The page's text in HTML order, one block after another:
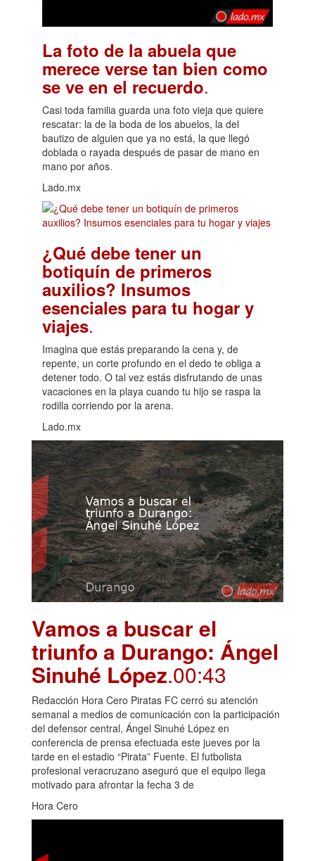
La foto de la abuela que
merece verse tan bien como
se ve en el recuerdo.
Casi toda familia guarda una foto vieja que quiere
rescatar: la de la boda de los abuelos, la del
bautizo de alguien que ya no está, la que llegó
doblada o rayada después de pasar de mano en
mano por años.
Lado.mx
¿Qué debe tener un
botiquín de primeros
auxilios? Insumos
esenciales para tu hogar y
viajes.
Imagina que estás preparando la cena y, de
repente, un corte profundo en el dedo te obliga a
detener todo. O tal vez estás disfrutando de unas
vacaciones en la playa cuando tu hijo se raspa la
rodilla corriendo por la arena.
Lado.mx
Vamos a buscar el
triunfo a Durango: Ángel
Sinuhé López.00:43
Redacción Hora Cero Piratas FC cerró su atención
semanal a medios de comunicación con la participación
del defensor central, Ángel Sinuhé López en
conferencia de prensa efectuada este jueves por la
tarde en el estadio “Pirata” Fuente. El futbolista
profesional veracruzano aseguró que el equipo llega
motivado para afrontar la fecha 3 de
Hora Cero